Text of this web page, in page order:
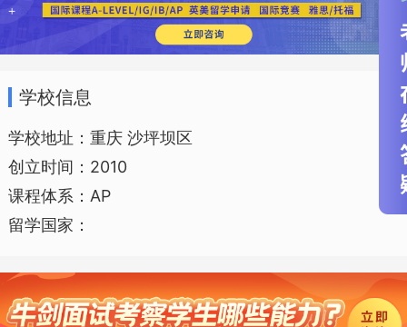
业生，迄今为止一共有450多名学生通过
国际课程中心留学海外。他们最后的走
向，不仅仅是传统的美加，还包括德国、
家。 2016年9月，国际课程中心决定整合
资源，开设AP选修课。除AP微积分必修
外，南开还开出了涵盖理工、人文历史、
中 办学成绩：重庆南开中学高2016级国际
班毕业生共计38人，100%被全美排名前
学校信息
学校地址：重庆 沙坪坝区
创立时间：2010
课程体系：AP
留学国家：